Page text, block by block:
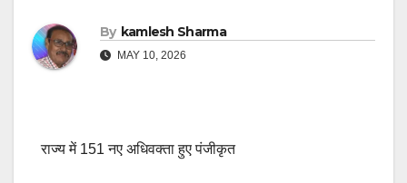
By kamlesh Sharma
MAY 10, 2026
राज्य में 151 नए अधिवक्ता हुए पंजीकृत